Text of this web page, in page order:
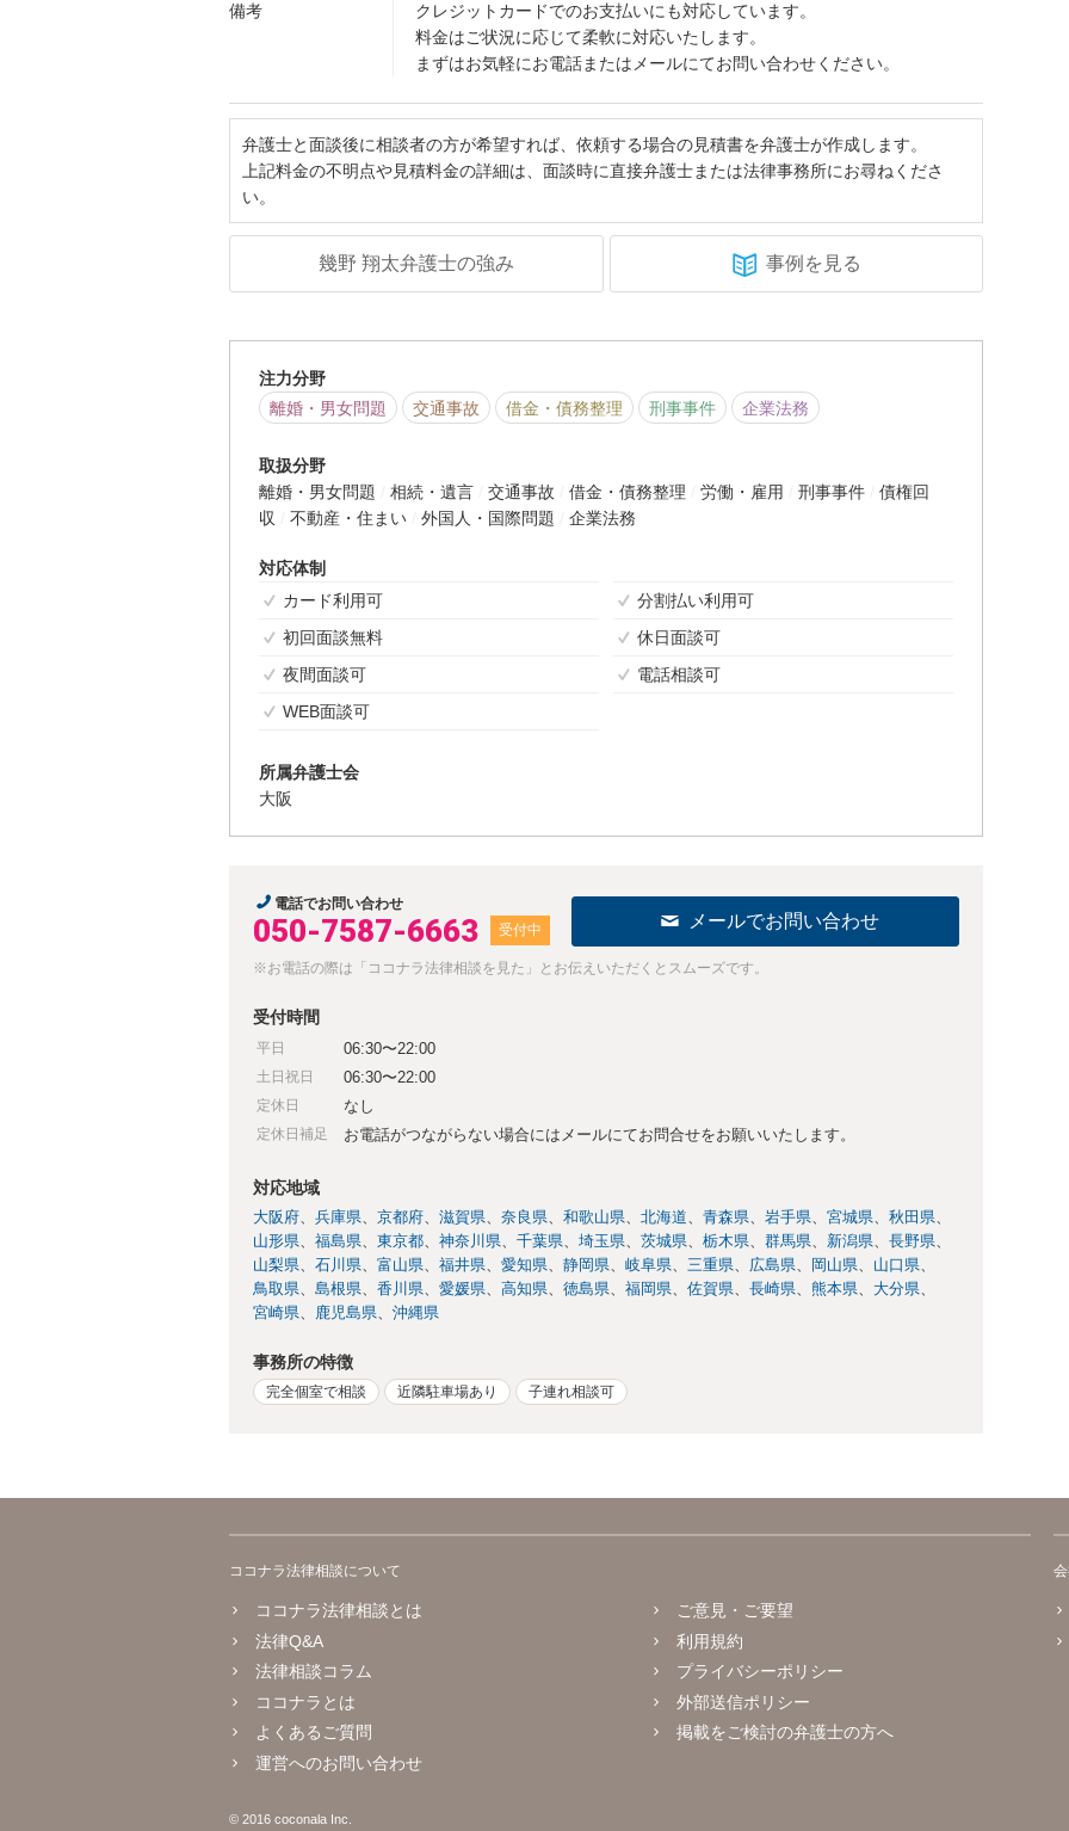
備考
クレジットカードでのお支払いにも対応しています。
料金はご状況に応じて柔軟に対応いたします。
まずはお気軽にお電話またはメールにてお問い合わせください。
弁護士と面談後に相談者の方が希望すれば、依頼する場合の見積書を弁護士が作成します。
上記料金の不明点や見積料金の詳細は、面談時に直接弁護士または法律事務所にお尋ねくださ
い。
幾野 翔太弁護士の強み 事例を見る
注力分野
離婚・男女問題
交通事故 借金・債務整理 刑事事件 企業法務
取扱分野
離婚・男女問題
相続・遺言 交通事故 借金・債務整理 労働・雇用 刑事事件
債権回
収
不動産・住まい 外国人・国際問題 企業法務
対応体制
カード利用可
分割払い利用可
初回面談無料
休日面談可
夜間面談可
電話相談可
WEB面談可
所属弁護士会
大阪
電話でお問い合わせ
050-7587-6663 受付中 メールでお問い合わせ
※お電話の際は「ココナラ法律相談を見た」とお伝えいただくとスムーズです。
受付時間
平日 06:30〜22:00
土日祝日 06:30〜22:00
定休日 なし
定休日補足 お電話がつながらない場合にはメールにてお問合せをお願いいたします。
対応地域
大阪府 兵庫県 京都府 滋賀県 奈良県 和歌山県 北海道 青森県 岩手県 宮城県
秋田県
山形県
福島県 東京都 神奈川県 千葉県 埼玉県 茨城県 栃木県 群馬県 新潟県
長野県
山梨県
石川県 富山県 福井県 愛知県 静岡県 岐阜県 三重県 広島県 岡山県
山口県
鳥取県
島根県 香川県 愛媛県 高知県 徳島県 福岡県 佐賀県 長崎県 熊本県
大分県
宮崎県
鹿児島県 沖縄県
事務所の特徴
完全個室で相談 近隣駐車場あり 子連れ相談可
ココナラ法律相談について
ココナラ法律相談とは
法律Q&A
法律相談コラム
ココナラとは
よくあるご質問
運営へのお問い合わせ
ご意見・ご要望
利用規約
プライバシーポリシー
外部送信ポリシー
掲載をご検討の弁護士の方へ
© 2016 coconala Inc.